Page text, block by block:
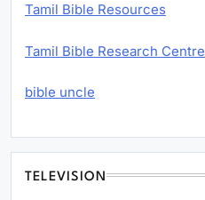
Tamil Bible Resources
Tamil Bible Research Centre
bible uncle
TELEVISION